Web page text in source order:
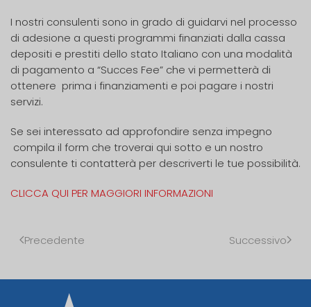
I nostri consulenti sono in grado di guidarvi nel processo
di adesione a questi programmi finanziati dalla cassa
depositi e prestiti dello stato Italiano con una modalità
di pagamento a “Succes Fee” che vi permetterà di
ottenere prima i finanziamenti e poi pagare i nostri
servizi.
Se sei interessato ad approfondire senza impegno
compila il form che troverai qui sotto e un nostro
consulente ti contatterà per descriverti le tue possibilità.
CLICCA QUI PER MAGGIORI INFORMAZIONI
Precedente Successivo